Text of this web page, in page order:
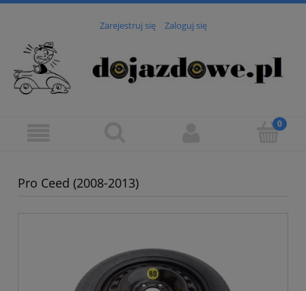
Zarejestruj się Zaloguj się
Pro Ceed (2008-2013)